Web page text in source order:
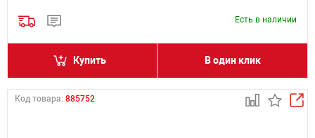
Есть в наличии
Купить В один клик
Код товара: 885752